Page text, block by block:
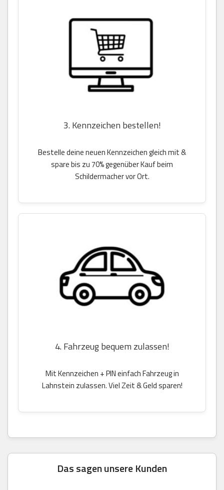
3. Kennzeichen bestellen!
Bestelle deine neuen Kennzeichen gleich mit &
spare bis zu 70% gegenüber Kauf beim
Schildermacher vor Ort.
4. Fahrzeug bequem zulassen!
Mit Kennzeichen + PIN einfach Fahrzeug in
Lahnstein zulassen. Viel Zeit & Geld sparen!
Das sagen unsere Kunden